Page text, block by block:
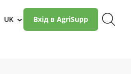
UK › Вхід в AgriSupp